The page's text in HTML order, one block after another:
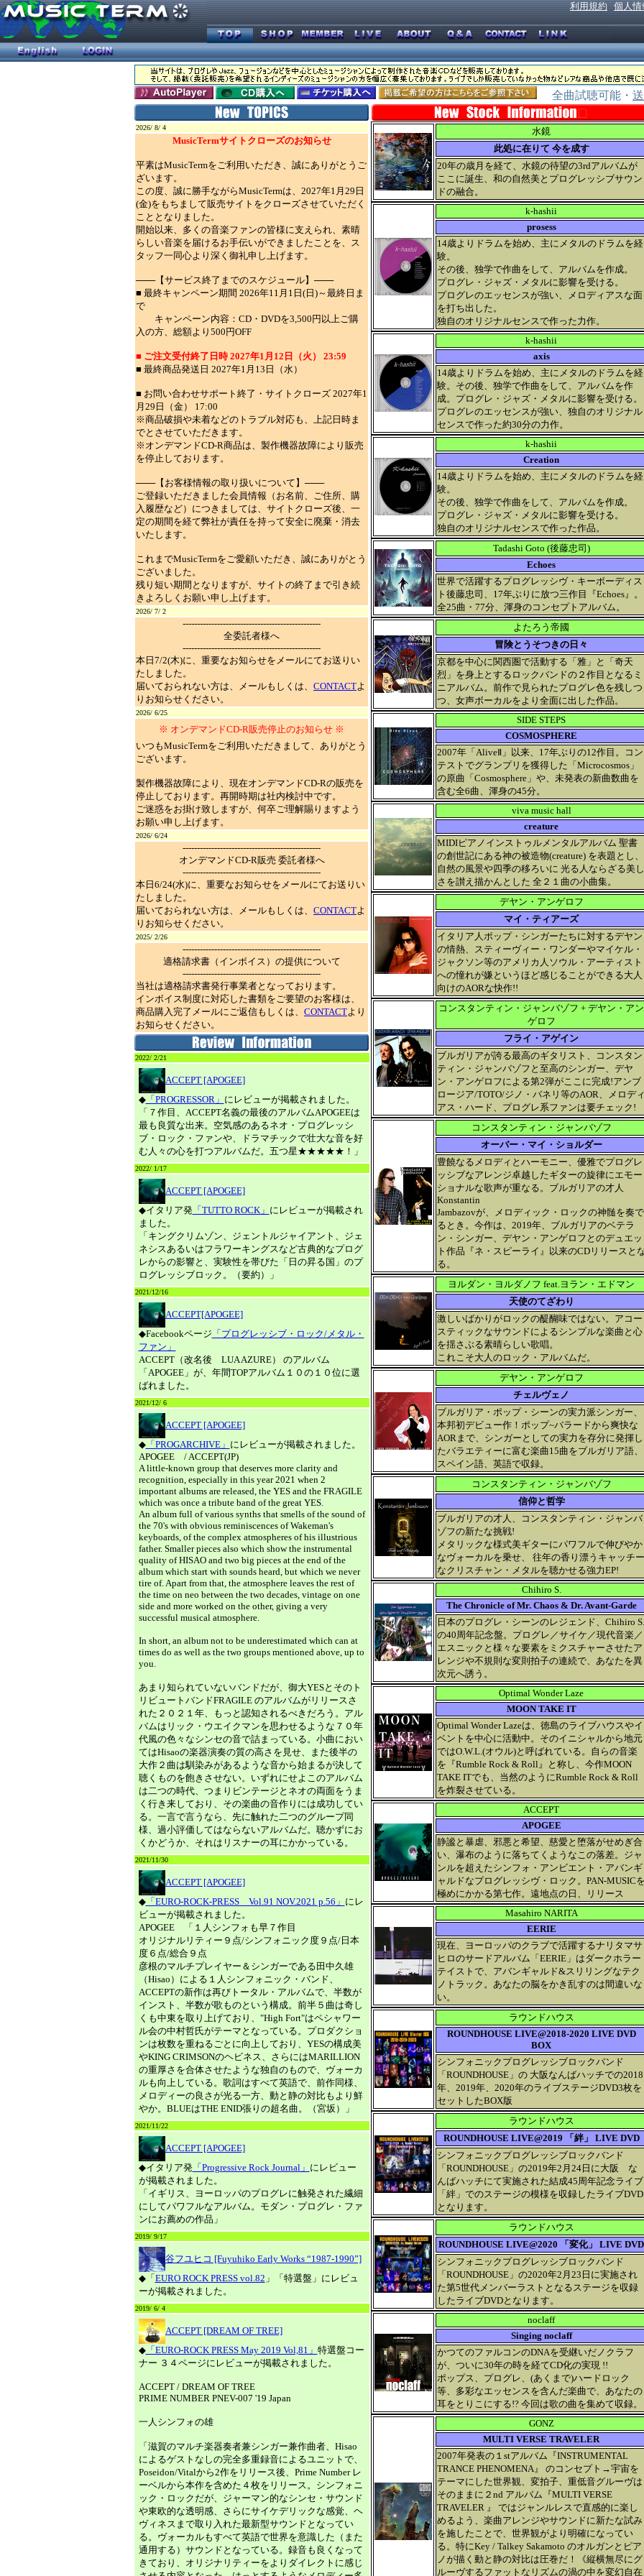
利用規約 個人情
全曲試聴可能・
2026/ 8/ 4
MusicTermサイトクローズのお知らせ
平素はMusicTermをご利用いただき、誠にありがとうご
ざいます。
この度、誠に勝手ながらMusicTermは、2027年1月29日
(金)をもちまして販売サイトをクローズさせていただく
こととなりました。
開始以来、多くの音楽ファンの皆様に支えられ、素晴
らしい音楽を届けるお手伝いができましたことを、ス
タッフ一同心より深く御礼申し上げます。
───【サービス終了までのスケジュール】───
■ 最終キャンペーン期間 2026年11月1日(日)～最終日ま
で
キャンペーン内容：CD・DVDを3,500円以上ご購
入の方、総額より500円OFF
■ ご注文受付終了日時 2027年1月12日（火） 23:59
■ 最終商品発送日 2027年1月13日（水）
■ お問い合わせサポート終了・サイトクローズ 2027年1
月29日（金） 17:00
※商品破損や未着などのトラブル対応も、上記日時ま
でとさせていただきます。
※オンデマンドCD-R商品は、製作機器故障により販売
を停止しております。
───【お客様情報の取り扱いについて】───
ご登録いただきました会員情報（お名前、ご住所、購
入履歴など）につきましては、サイトクローズ後、一
定の期間を経て弊社が責任を持って安全に廃棄・消去
いたします。
これまでMusicTermをご愛顧いただき、誠にありがとう
ございました。
残り短い期間となりますが、サイトの終了まで引き続
きよろしくお願い申し上げます。
2026/ 7/ 2
------------------------------------------------
全委託者様へ
------------------------------------------------
本日7/2(木)に、重要なお知らせをメールにてお送りい
たしました。
届いておられない方は、メールもしくは、 CONTACTよ
りお知らせください。
2026/ 6/25
※ オンデマンドCD-R販売停止のお知らせ ※
いつもMusicTermをご利用いただきまして、ありがとう
ございます。
製作機器故障により、現在オンデマンドCD-Rの販売を
停止しております。再開時期は社内検討中です。
ご迷惑をお掛け致しますが、何卒ご理解賜りますよう
お願い申し上げます。
2026/ 6/24
------------------------------------------------
オンデマンドCD-R販売 委託者様へ
------------------------------------------------
本日6/24(水)に、重要なお知らせをメールにてお送りい
たしました。
届いておられない方は、メールもしくは、 CONTACTよ
りお知らせください。
2025/ 2/26
------------------------------------------------
適格請求書（インボイス）の提供について
------------------------------------------------
当社は適格請求書発行事業者となっております。
インボイス制度に対応した書類をご要望のお客様は、
商品購入完了メールにご返信もしくは、 CONTACTより
お知らせください。
2022/ 2/21
ACCEPT [APOGEE]
◆「PROGRESSOR」 にレビューが掲載されました。
「７作目、ACCEPT名義の最後のアルバムAPOGEEは
最も良質な出来。空気感のあるネオ・プログレッシ
ブ・ロック・ファンや、ドラマチックで壮大な音を好
む人々の心を打つアルバムだ。五つ星★★★★★！」
2022/ 1/17
ACCEPT [APOGEE]
◆イタリア発「TUTTO ROCK」 にレビューが掲載され
ました。
「キングクリムゾン、ジェントルジャイアント、ジェ
ネシスあるいはフラワーキングスなど古典的なプログ
レからの影響と、実験性を帯びた「日の昇る国」のプ
ログレッシブロック。（要約）」
2021/12/16
ACCEPT[APOGEE]
◆Facebookページ 「プログレッシブ・ロック/メタル・
ファン」
ACCEPT（改名後 LUA AZURE） のアルバム
「APOGEE」が、年間TOPアルバム１０の１０位に選
ばれました。
2021/12/ 6
ACCEPT [APOGEE]
◆「PROGARCHIVE」 にレビューが掲載されました。
APOGEE / ACCEPT(JP)
A little-known group that deserves more clarity and
recognition, especially in this year 2021 when 2
important albums are released, the YES and the FRAGILE
which was once a tribute band of the great YES.
An album full of various synths that smells of the sound of
the 70's with obvious reminiscences of Wakeman's
keyboards, of the complex atmospheres of his illustrious
father. Smaller pieces also which show the instrumental
quality of HISAO and two big pieces at the end of the
album which start with sounds heard, but which we never
tire of. Apart from that, the atmosphere leaves the rest of
the time on neo between the two decades, vintage on one
side and more worked on the other, giving a very
successful musical atmosphere.
In short, an album not to be underestimated which can at
times do as well as the two groups mentioned above, up to
you.
あまり知られていないバンドだが、御大YESとそのト
リビュートバンドFRAGILE のアルバムがリリースさ
れた２０２１年、もっと認知されるべきだろう。アル
バムはリック・ウエイクマンを思わせるような７０年
代風の色々なシンセの音で詰まっている。小曲におい
てはHisaoの楽器演奏の質の高さを見せ、また後半の
大作２曲は馴染みがあるような音から始まるが決して
聴くものを飽きさせない。いずれにせよこのアルバム
は二つの時代、つまりビンテージとネオの両面をうま
く行き来しており、その楽曲の音作りには成功してい
る。一言で言うなら、先に触れた二つのグループ同
様、過小評価してはならないアルバムだ。聴かずにお
くかどうか、それはリスナーの耳にかかっている。
2021/11/30
ACCEPT [APOGEE]
◆「EURO-ROCK-PRESS Vol.91 NOV.2021 p.56」 にレ
ビューが掲載されました。
APOGEE 「１人シンフォも早７作目
オリジナルリティー９点/シンフォニック度９点/日本
度６点/総合９点
彦根のマルチプレイヤー＆シンガーである田中久雄
（Hisao）による１人シンフォニック・バンド、
ACCEPTの新作は再びトータル・アルバムで、半数が
インスト、半数が歌ものという構成。前半５曲は奇し
くも中東を取り上げており、"High Fort"はペシャワー
ル会の中村哲氏がテーマとなっている。プロダクショ
ンは枚数を重ねるごとに向上しており、YESの構成美
やKING CRIMSONのヘビネス、さらにはMARILLION
の重厚さを合体させたような独自のもので、ヴォーカ
ルも向上している。歌詞はすべて英語で、前作同様、
メロディーの良さが光る一方、動と静の対比もより鮮
やか。BLUEはTHE ENID張りの超名曲。（宮坂）」
2021/11/22
ACCEPT [APOGEE]
◆イタリア発「Progressive Rock Journal」 にレビュー
が掲載されました。
「イギリス、ヨーロッパのプログレに触発された繊細
にしてパワフルなアルバム。モダン・プログレ・ファ
ンにお薦めの作品」
2019/ 9/17
谷フユヒコ [Fuyuhiko Early Works “1987-1990”]
◆「 EURO ROCK PRESS vol.82 」「特選盤」にレビュ
ーが掲載されました。
2019/ 6/ 4
ACCEPT [DREAM OF TREE]
◆「EURO-ROCK PRESS May 2019 Vol,81」 特選盤コー
ナー ３４ページにレビューが掲載されました。
ACCEPT / DREAM OF TREE
PRIME NUMBER PNEV-007 '19 Japan
一人シンフォの雄
「滋賀のマルチ楽器奏者兼シンガー兼作曲者、Hisao
によるゲストなしの完全多重録音によるユニットで、
Poseidon/Vitalから2作をリリース後、Prime Number レ
ーベルから本作を含めた４枚をリリース。シンフォニ
ック・ロックだが、ジャーマン的なシンセ・サウンド
や東欧的な透明感、さらにサイケデリックな感覚、ヘ
ヴィネスまで取り入れた最新型サウンドとなってい
る。ヴォーカルもすべて英語で世界を意識した（また
通用する）サウンドとなっている。録音も良くなって
きており、オリジナリティーをよりダイレクトに感じ
水鏡
此処に在りて 今を成す
20年の歳月を経て、水鏡の待望の3rdアルバムが
ここに誕生、和の自然美とプログレッシブサウン
ドの融合。
k-hashii
prosess
14歳よりドラムを始め、主にメタルのドラムを経
験。
その後、独学で作曲をして、アルバムを作成。
プログレ・ジャズ・メタルに影響を受ける。
プログレのエッセンスが強い、メロディアスな面
を打ち出した。
独自のオリジナルセンスで作った力作。
k-hashii
axis
14歳よりドラムを始め、主にメタルのドラムを経
験。その後、独学で作曲をして、アルバムを作
成。プログレ・ジャズ・メタルに影響を受ける。
プログレのエッセンスが強い、独自のオリジナル
センスで作った約30分の力作。
k-hashii
Creation
14歳よりドラムを始め、主にメタルのドラムを経
験。
その後、独学で作曲をして、アルバムを作成。
プログレ・ジャズ・メタルに影響を受ける。
独自のオリジナルセンスで作った作品。
Tadashi Goto (後藤忠司)
Echoes
世界で活躍するプログレッシヴ・キーボーディス
ト後藤忠司、17年ぶりに放つ三作目『Echoes』。
全25曲・77分、渾身のコンセプトアルバム。
よたろう帝國
冒険とうそつきの日々
京都を中心に関西圏で活動する「雅」と「奇天
烈」を身上とするロックバンドの２作目となるミ
ニアルバム。前作で見られたプログレ色を残しつ
つ、女声ボーカルをより全面に出した作品。
SIDE STEPS
COSMOSPHERE
2007年「AliveⅡ」以来、17年ぶりの12作目。コン
テストでグランプリを獲得した「Microcosmos」
の原曲「Cosmosphere」や、未発表の新曲数曲を
含む全6曲、渾身の45分。
viva music hall
creature
MIDIピアノインストゥルメンタルアルバム 聖書
の創世記にある神の被造物(creature) を表題とし、
自然の風景や四季の移ろいに 光る人ならざる美し
さを讃え描かんとした 全２１曲の小曲集。
デヤン・アンゲロフ
マイ・ティアーズ
イタリア人ポップ・シンガーたちに対するデヤン
の情熱、スティーヴィー・ワンダーやマイケル・
ジャクソン等のアメリカ人ソウル・アーティスト
への憧れが嫌というほど感じることができる大人
向けのAORな快作!!
コンスタンティン・ジャンバゾフ + デヤン・アン
ゲロフ
フライ・アゲイン
ブルガリアが誇る最高のギタリスト、コンスタン
ティン・ジャンバゾフと至高のシンガー、デヤ
ン・アンゲロフによる第2弾がここに完成!アンブ
ロージア/TOTO/ジノ・バネリ等のAOR、メロデ
アス・ハード、プログレ系ファンは要チェック!
コンスタンティン・ジャンバゾフ
オーバー・マイ・ショルダー
豊饒なるメロディとハーモニー、優雅でプログレ
ッシブなアレンジ卓越したギターの旋律にエモー
ショナルな歌声が重なる。ブルガリアの才人
Konstantin
Jambazovが、メロディック・ロックの神髄を奏で
るとき。今作は、2019年、ブルガリアのベテラ
ン・シンガー、デヤン・アンゲロフとのデュエッ
ト作品『ネ・スピーライ』以来のCDリリースと
る。
ヨルダン・ヨルダノフ feat.ヨラン・エドマン
天使のてざわり
激しいばかりがロックの醍醐味ではない。アコー
スティックなサウンドによるシンプルな楽曲と心
を揺さぶる素晴らしい歌唱。
これこそ大人のロック・アルバムだ。
デヤン・アンゲロフ
チェルヴェノ
ブルガリア・ポップ・シーンの実力派シンガー、
本邦初デビュー作！ポップ~バラードから爽快な
AORまで、シンガーとしての実力を存分に発揮し
たバラエティーに富む楽曲15曲をブルガリア語、
スペイン語、英語で収録。
コンスタンティン・ジャンバゾフ
信仰と哲学
ブルガリアの才人、コンスタンティン・ジャンバ
ゾフの新たな挑戦!
メタリックな様式美ギターにパワフルで伸びやか
なヴォーカルを乗せ、 往年の香り漂うキャッチー
なクリスチャン・メタルを聴かせる強力EP!
Chihiro S.
The Chronicle of Mr. Chaos & Dr. Avant-Garde
日本のプログレ・シーンのレジェンド、Chihiro S.
の40周年記念盤。プログレ／サイケ／現代音楽／
エスニックと様々な要素をミクスチャーさせたア
レンジや不規則な変則拍子の連続で、あなたを異
次元へ誘う。
Optimal Wonder Laze
MOON TAKE IT
Optimal Wonder Lazeは、徳島のライブハウスやイ
ベントを中心に活動中。そのイニシャルから地元
ではO.W.L.(オウル)と呼ばれている。自らの音楽
を『Rumble Rock & Roll』と称し、今作MOON
TAKE ITでも、当然のようにRumble Rock & Roll
を炸裂させている。
ACCEPT
APOGEE
静謐と暴虐、邪悪と希望、慈愛と堕落がせめぎ合
い、瀑布のように落ちてくようなこの落差。ジャ
ンルを超えたシンフォ・アンビエント・アバンギ
ャルドなプログレッシヴ・ロック。PAN-MUSIC
極めにかかる第七作。遠地点の日、リリース
Masahiro NARITA
EERIE
現在、ヨーロッパのクラブで活躍するナリタマサ
ヒロのサードアルバム「EERIE」はダークホラー
テイストで、アバンギャルド&スリリングなテク
ノトラック。あなたの脳をかき乱すのは間違いな
い。
ラウンドハウス
ROUNDHOUSE LIVE@2018-2020 LIVE DVD
BOX
シンフォニックプログレッシブロックバンド
「ROUNDHOUSE」の 大阪なんばハッチでの2018
年、2019年、2020年のライブステージDVD3枚を
セットしたBOX版
ラウンドハウス
ROUNDHOUSE LIVE@2019 「絆」 LIVE DVD
シンフォニックプログレッシブロックバンド
「ROUNDHOUSE」の2019年2月24日に大阪 な
んばハッチにて実施された結成45周年記念ライブ
「絆」でのステージの模様を収録したライブDVD
となります。
ラウンドハウス
ROUNDHOUSE LIVE@2020 「変化」 LIVE DVD
シンフォニックプログレッシブロックバンド
「ROUNDHOUSE」の2020年2月23日に実施され
た第5世代メンバーラストとなるステージを収録
したライブDVDとなります。
noclaff
Singing noclaff
かつてのファルコンのDNAを受継いだノクラフ
が、ついに30年の時を経てCD化の実現 !!
ポップス、プログレ、(あくまで)ハードロック
等、多彩なエッセンスを含んだ楽曲で、あなたの
耳をとりこにする!? 今回は歌の曲を集めて収録。
GONZ
MULTI VERSE TRAVELER
2007年発表の１stアルバム『INSTRUMENTAL
TRANCE PHENOMENA』 のコンセプト→宇宙を
テーマにした世界観、変拍子、重低音グルーヴは
そのままに２nd アルバム『MULTI VERSE
TRAVELER 』 ではジャンルレスで直感的に楽し
めるよう、楽曲アレンジやサウンドに新たな試み
を施したことで、世界観がより明確になってい
る。特にKey / Talkey Sakamoto のオルガンとピア
ノが描く動と静の対比は圧巻だ！《縦横無尽にグ
ルーヴするファットなリズムの渦の中を変幻自在